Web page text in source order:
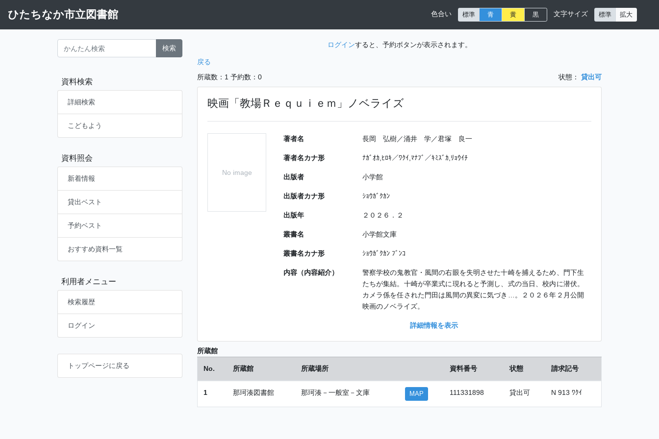
ひたちなか市立図書館 色合い 標準 青 黄 黒 文字サイズ 標準 拡大
検索
資料検索
詳細検索
こどもよう
資料照会
新着情報
貸出ベスト
予約ベスト
おすすめ資料一覧
利用者メニュー
検索履歴
ログイン
トップページに戻る
ログインすると、予約ボタンが表示されます。
戻る
所蔵数：1 予約数：0 状態： 貸出可
映画「教場Ｒｅｑｕｉｅｍ」ノベライズ
No image
著者名 長岡 弘樹／涌井 学／君塚 良一
著者名カナ形 ﾅｶﾞｵｶ,ﾋﾛｷ／ﾜｸｲ,ﾏﾅﾌﾞ／ｷﾐｽﾞｶ,ﾘｮｳｲﾁ
出版者 小学館
出版者カナ形 ｼｮｳｶﾞｸｶﾝ
出版年 ２０２６．２
叢書名 小学館文庫
叢書名カナ形 ｼｮｳｶﾞｸｶﾝ ﾌﾞﾝｺ
内容（内容紹介）
警察学校の鬼教官・風間の右眼を失明させた十崎を捕えるため、門下生
たちが集結。十崎が卒業式に現れると予測し、式の当日、校内に潜伏。
カメラ係を任された門田は風間の異変に気づき…。２０２６年２月公開
映画のノベライズ。
詳細情報を表示
所蔵館
No. 所蔵館 所蔵場所 資料番号 状態 請求記号
1 那珂湊図書館 那珂湊－一般室－文庫 MAP 111331898 貸出可 N 913 ﾜｸｲ